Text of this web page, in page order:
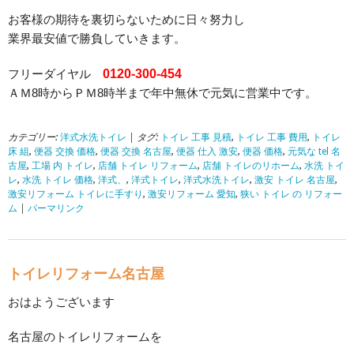
お客様の期待を裏切らないために日々努力し
業界最安値で勝負していきます。
フリーダイヤル 0120-300-454
ＡＭ8時からＰＭ8時半まで年中無休で元気に営業中です。
カテゴリー: 洋式水洗トイレ | タグ: トイレ 工事 見積, トイレ 工事 費用, トイレ
床 組, 便器 交換 価格, 便器 交換 名古屋, 便器 仕入 激安, 便器 価格, 元気な tel 名
古屋, 工場 内 トイレ, 店舗 トイレ リフォーム, 店舗 トイレのリホーム, 水洗 トイ
レ, 水洗 トイレ 価格, 洋式、 , 洋式トイレ, 洋式水洗トイレ, 激安 トイレ 名古屋,
激安リフォーム トイレに手すり , 激安リフォーム 愛知, 狭い トイレ の リフォー
ム
パーマリンク
トイレリフォーム名古屋
おはようございます
名古屋のトイレリフォームを